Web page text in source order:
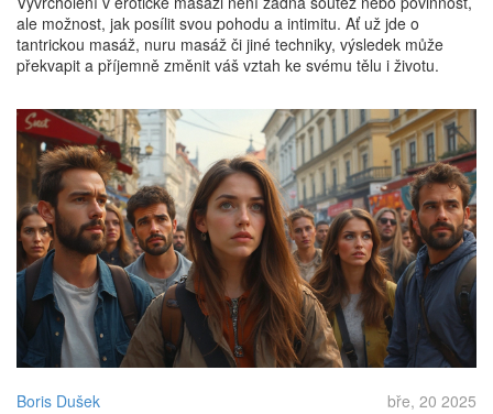
ale možnost, jak posílit svou pohodu a intimitu. Ať už jde o
tantrickou masáž, nuru masáž či jiné techniky, výsledek může
překvapit a příjemně změnit váš vztah ke svému tělu i životu.
Boris Dušek bře, 20 2025